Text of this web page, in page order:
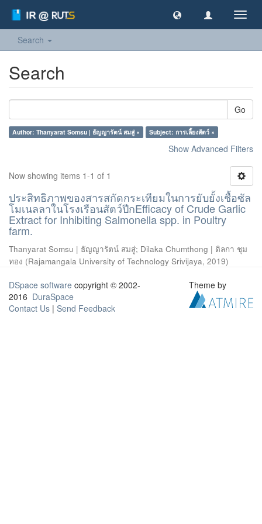
Search
Search
Go
Author: Thanyarat Somsu | ธัญญารัตน์ สมสู่ × Subject: การเลี้ยงสัตว์ ×
Show Advanced Filters
Now showing items 1-1 of 1
ประสิทธิภาพของสารสกัดกระเทียมในการยับยั้งเชื้อซัล
โมเนลลาในโรงเรือนสัตว์ปีกEfficacy of Crude Garlic
Extract for Inhibiting Salmonella spp. in Poultry
farm.
Thanyarat Somsu | ธัญญารัตน์ สมสู่; Dilaka Chumthong | ดิลกา ชุม
ทอง (Rajamangala University of Technology Srivijaya, 2019)
DSpace software copyright © 2002-
2016 DuraSpace
Contact Us | Send Feedback
Theme by